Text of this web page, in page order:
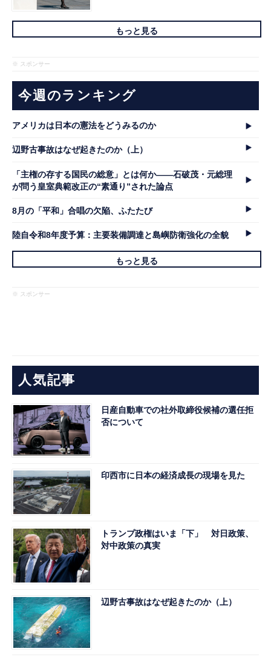
もっと見る
※ スポンサー
今週のランキング
アメリカは日本の憲法をどうみるのか
辺野古事故はなぜ起きたのか（上）
「主権の存する国民の総意」とは何か――石破茂・元総理
が問う皇室典範改正の“素通り”された論点
8月の「平和」合唱の欠陥、ふたたび
陸自令和8年度予算：主要装備調達と島嶼防衛強化の全貌
もっと見る
※ スポンサー
人気記事
日産自動車での社外取締役候補の選任拒
否について
印西市に日本の経済成長の現場を見た
トランプ政権はいま「下」 対日政策、
対中政策の真実
辺野古事故はなぜ起きたのか（上）